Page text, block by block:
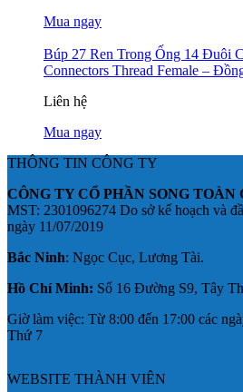
Mua ngay
Búp 27 Ren Trong Ống 14 Đuôi
Connectors Thread Female –
Liên hệ
Mua ngay
THÔNG TIN CÔNG TY
CÔNG TY CỔ PHẦN SONG TOÀN
MST: 2301096274 Do sở kế hoạch và
ngày 11/07/2019
Bắc Ninh: Ngọc Cục, Lương Tài.
Hồ Chí Minh: Số 16 Đường S9, Tây
Giờ làm việc: Từ 8:00 đến 17:00 các
Thứ 7
WEBSITE THÀNH VIÊN